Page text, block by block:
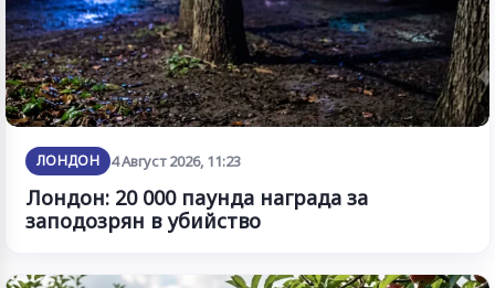
ЛОНДОН 4 Август 2026, 11:23
Лондон: 20 000 паунда награда за
заподозрян в убийство